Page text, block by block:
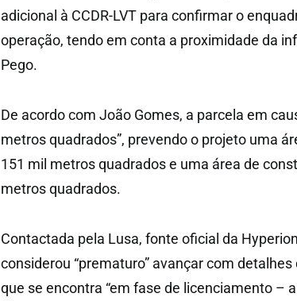
adicional à CCDR-LVT para confirmar o
operação, tendo em conta a proximidade da
Pego.
De acordo com João Gomes, a parcela em
metros quadrados”, prevendo o projeto uma
151 mil metros quadrados e uma área de
metros quadrados.
Contactada pela Lusa, fonte oficial da
considerou “prematuro” avançar com
que se encontra “em fase de licenciamento –